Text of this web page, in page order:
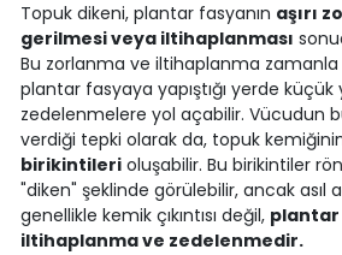
Topuk dikeni, plantar fasyanın aşırı
gerilmesi veya iltihaplanması
Bu zorlanma ve iltihaplanma
plantar fasyaya yapıştığı yerde küçük
zedelenmelere yol açabilir. Vücudun
verdiği tepki olarak da, topuk
birikintilerioluşabilir. Bu birikintiler
"diken" şeklinde görülebilir, ancak asıl
genellikle kemik çıkıntısı değil,
iltihaplanma ve zedelenmedir.